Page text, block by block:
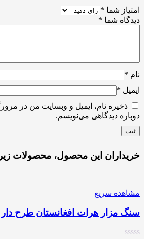
امتیاز شما *
دیدگاه شما *
نام *
ایمیل *
ذخیره نام، ایمیل و وبسایت من در
دوباره دیدگاهی می‌نویسم.
خریداران این محصول، محصولات
مشاهده سریع
سنگ مزار هرات افغانستان طرح دار کد